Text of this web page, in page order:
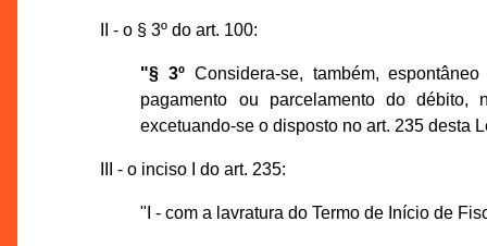
II - o § 3º do art. 100:
"§ 3º Considera-se, também,
pagamento ou parcelamento do
excetuando-se o disposto no art. 235 desta
III - o inciso I do art. 235:
"I - com a lavratura do Termo de Início de